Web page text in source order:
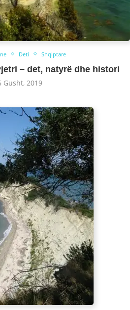
Deti Shqiptare
– det, natyrë dhe histori
Gusht, 2019